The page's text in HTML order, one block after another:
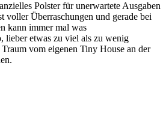
Polster für unerwartete Ausgaben
voller Überraschungen und gerade bei
kann immer mal was
lieber etwas zu viel als zu wenig
vom eigenen Tiny House an der